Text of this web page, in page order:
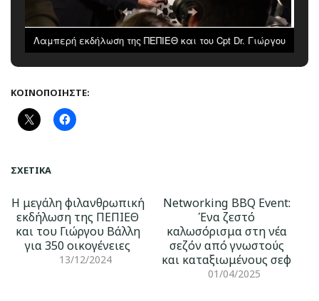
Λαμπερή εκδήλωση της ΠΕΠΙΕΘ και του Cpt Dr. Γιώργου
ΚΟΙΝΟΠΟΙΉΣΤΕ:
ΣΧΕΤΙΚΆ
Η μεγάλη φιλανθρωπική
εκδήλωση της ΠΕΠΙΕΘ
και του Γιώργου Βάλλη
για 350 οικογένειες
13/12/2024
Networking BBQ Event:
Ένα ζεστό
καλωσόρισμα στη νέα
σεζόν από γνωστούς
και καταξιωμένους σεφ
01/04/2025